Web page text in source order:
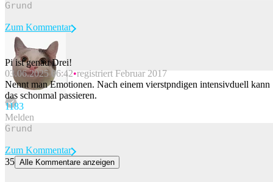
Beitrag melden
Zum Kommentar
Pi ist genau Drei!
03.06.2025 06:42 registriert Februar 2017
Nennt man Emotionen. Nach einem vierstpndigen intensivduell kann
das schonmal passieren.
1183
Melden
Zum Kommentar
35 Alle Kommentare anzeigen